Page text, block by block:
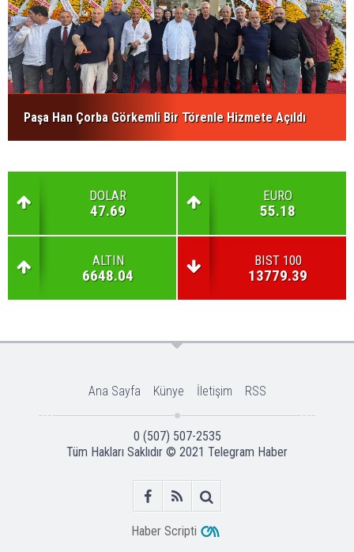
Paşa Han Çorba Görkemli Bir Törenle Hizmete Açıldı
DOLAR
47.69
EURO
55.18
ALTIN
6648.04
BIST 100
13779.39
Ana Sayfa Künye İletişim RSS
0 (507) 507-2535
Tüm Hakları Saklıdır © 2021 Telegram Haber
Haber Scripti